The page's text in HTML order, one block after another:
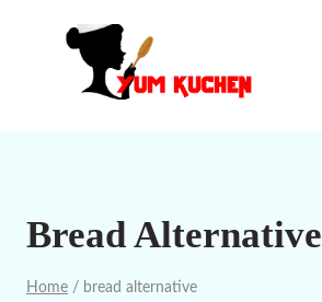
Bread Alternative
Home / bread alternative